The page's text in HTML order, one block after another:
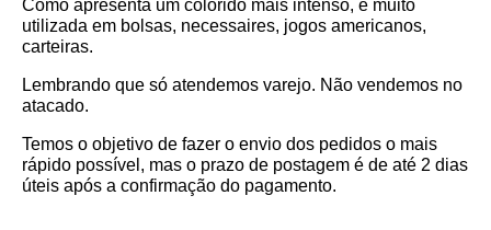
Como apresenta um colorido mais intenso, é muito
utilizada em bolsas, necessaires, jogos americanos,
carteiras.
Lembrando que só atendemos varejo. Não vendemos no
atacado.
Temos o objetivo de fazer o envio dos pedidos o mais
rápido possível, mas o prazo de postagem é de até 2 dias
úteis após a confirmação do pagamento.